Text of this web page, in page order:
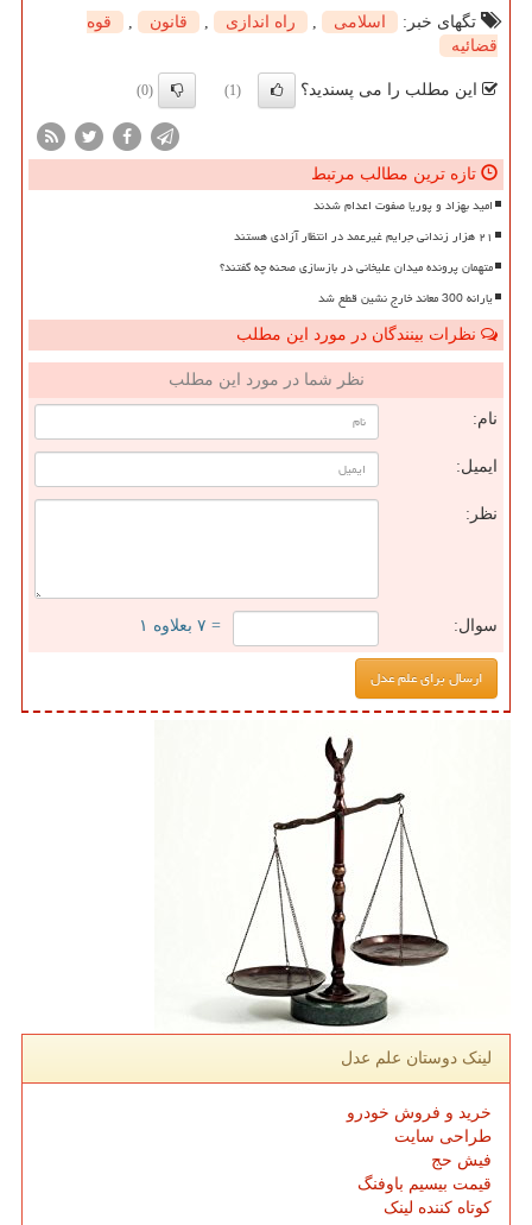
تگهای خبر:
اسلامی راه اندازی قانون
قوه
قضائیه
این مطلب را می پسندید؟ (1)
(0)
تازه ترین مطالب مرتبط
امید بهزاد و پوریا صفوت اعدام شدند
۲۱ هزار زندانی جرایم غیرعمد در انتظار آزادی هستند
متهمان پرونده میدان علیخانی در بازسازی صحنه چه گفتند؟
یارانه 300 معاند خارج نشین قطع شد
نظرات بینندگان در مورد این مطلب
نظر شما در مورد این مطلب
نام:
ایمیل:
نظر:
سوال: = ۷ بعلاوه ۱
لینک دوستان علم عدل
خرید و فروش خودرو
طراحی سایت
فیش حج
قیمت بیسیم باوفنگ
کوتاه کننده لینک